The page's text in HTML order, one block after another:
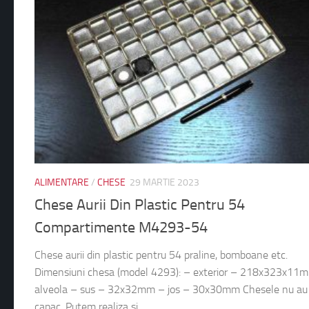
ALIMENTARE / CHESE 29 MARTIE 2023
Chese Aurii Din Plastic Pentru 54
Compartimente M4293-54
Chese aurii din plastic pentru 54 praline, bomboane etc.
Dimensiuni chesa (model 4293): – exterior –
alveola – sus – 32x32mm – jos – 30x30mm Chesele nu au